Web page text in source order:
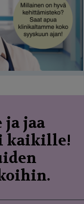
ja jaa
kaikille!